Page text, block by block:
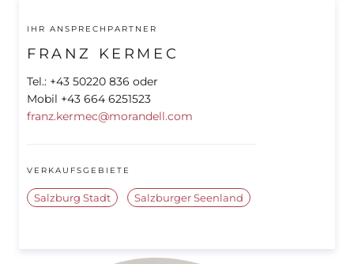
IHR ANSPRECHPARTNER
FRANZ KERMEC
Tel.: +43 50220 836 oder
Mobil +43 664 6251523
franz.kermec@morandell.com
VERKAUFSGEBIETE
Salzburg Stadt Salzburger Seenland